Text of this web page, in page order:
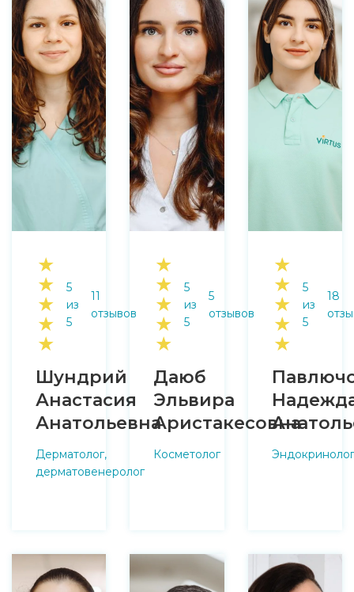
★
★
★
★
★
5
из
5
11
отзывов
Шундрий
Анастасия
Анатольевна
Дерматолог,
дерматовенеролог
★
★
★
★
★
5
из
5
5
отзывов
Даюб
Эльвира
Аристакесовна
Косметолог
★
★
★
★
★
5
из
5
18
Эндокринолог